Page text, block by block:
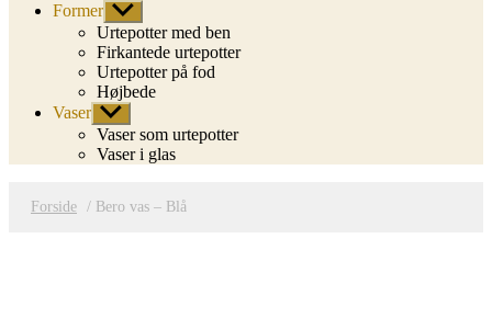
Former Vis
undermenu
Urtepotter med ben
Firkantede urtepotter
Urtepotter på fod
Højbede
Vaser Vis
undermenu
Vaser som urtepotter
Vaser i glas
Forside / Bero vas – Blå